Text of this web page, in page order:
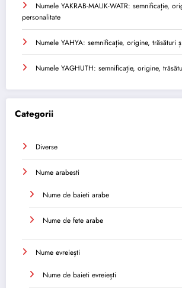
Numele YAKRAB-MALIK-WATR: semnificație,
personalitate
Numele YAHYA: semnificație, origine, trăsături
Numele YAGHUTH: semnificație, origine,
Categorii
Diverse
Nume arabesti
Nume de baieti arabe
Nume de fete arabe
Nume evreiești
Nume de baieti evreiești